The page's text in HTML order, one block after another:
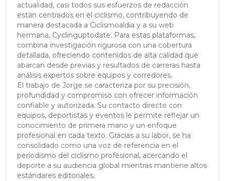
actualidad, casi todos sus esfuerzos de redacción
están centrados en el ciclismo, contribuyendo de
manera destacada a Ciclismoaldia y a su web
hermana, Cyclinguptodate. Para estas plataformas,
combina investigación rigurosa con una cobertura
detallada, ofreciendo contenidos de alta calidad que
abarcan desde previas y resultados de carreras hasta
análisis expertos sobre equipos y corredores.
El trabajo de Jorge se caracteriza por su precisión,
profundidad y compromiso con ofrecer información
confiable y autorizada. Su contacto directo con
equipos, deportistas y eventos le permite reflejar un
conocimiento de primera mano y un enfoque
profesional en cada texto. Gracias a su labor, se ha
consolidado como una voz de referencia en el
periodismo del ciclismo profesional, acercando el
deporte a su audiencia global mientras mantiene altos
estándares editoriales.